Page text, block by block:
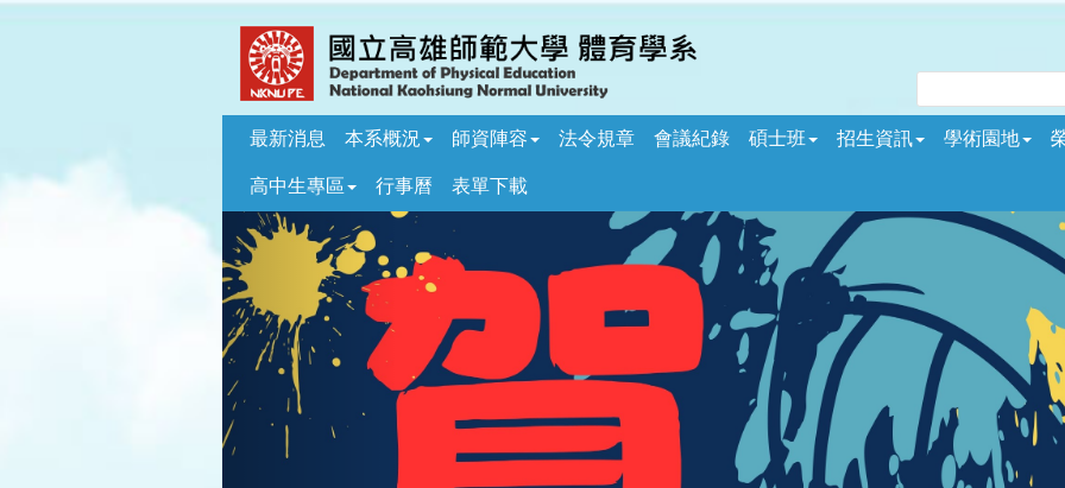
最新消息 本系概況 師資陣容 法令規章 會議紀錄 碩士班 招生資訊 學術園地
高中生專區 行事曆 表單下載
Previous